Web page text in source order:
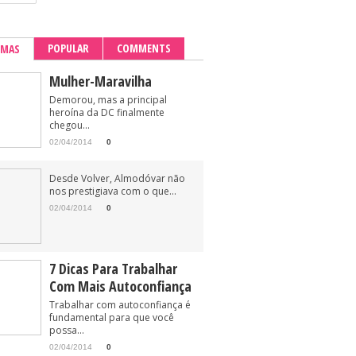
POPULAR COMMENTS
Mulher-Maravilha
Demorou, mas a principal
heroína da DC finalmente
chegou...
02/04/2014 0
Desde Volver, Almodóvar não
nos prestigiava com o que...
02/04/2014 0
7 Dicas Para Trabalhar
Com Mais Autoconfiança
Trabalhar com autoconfiança é
fundamental para que você
possa...
02/04/2014 0